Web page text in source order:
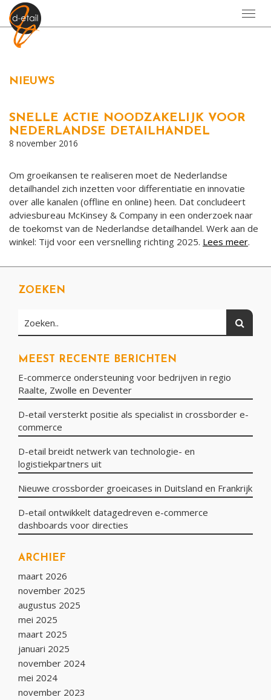
NIEUWS
SNELLE ACTIE NOODZAKELIJK VOOR
NEDERLANDSE DETAILHANDEL
8 november 2016
Om groeikansen te realiseren moet de Nederlandse
detailhandel zich inzetten voor differentiatie en innovatie
over alle kanalen (offline en online) heen. Dat concludeert
adviesbureau McKinsey & Company in een onderzoek naar
de toekomst van de Nederlandse detailhandel. Werk aan de
winkel: Tijd voor een versnelling richting 2025. Lees meer.
ZOEKEN
Zoeken..
MEEST RECENTE BERICHTEN
E-commerce ondersteuning voor bedrijven in regio
Raalte, Zwolle en Deventer
D-etail versterkt positie als specialist in crossborder e-
commerce
D-etail breidt netwerk van technologie- en
logistiekpartners uit
Nieuwe crossborder groeicases in Duitsland en Frankrijk
D-etail ontwikkelt datagedreven e-commerce
dashboards voor directies
ARCHIEF
maart 2026
november 2025
augustus 2025
mei 2025
maart 2025
januari 2025
november 2024
mei 2024
november 2023